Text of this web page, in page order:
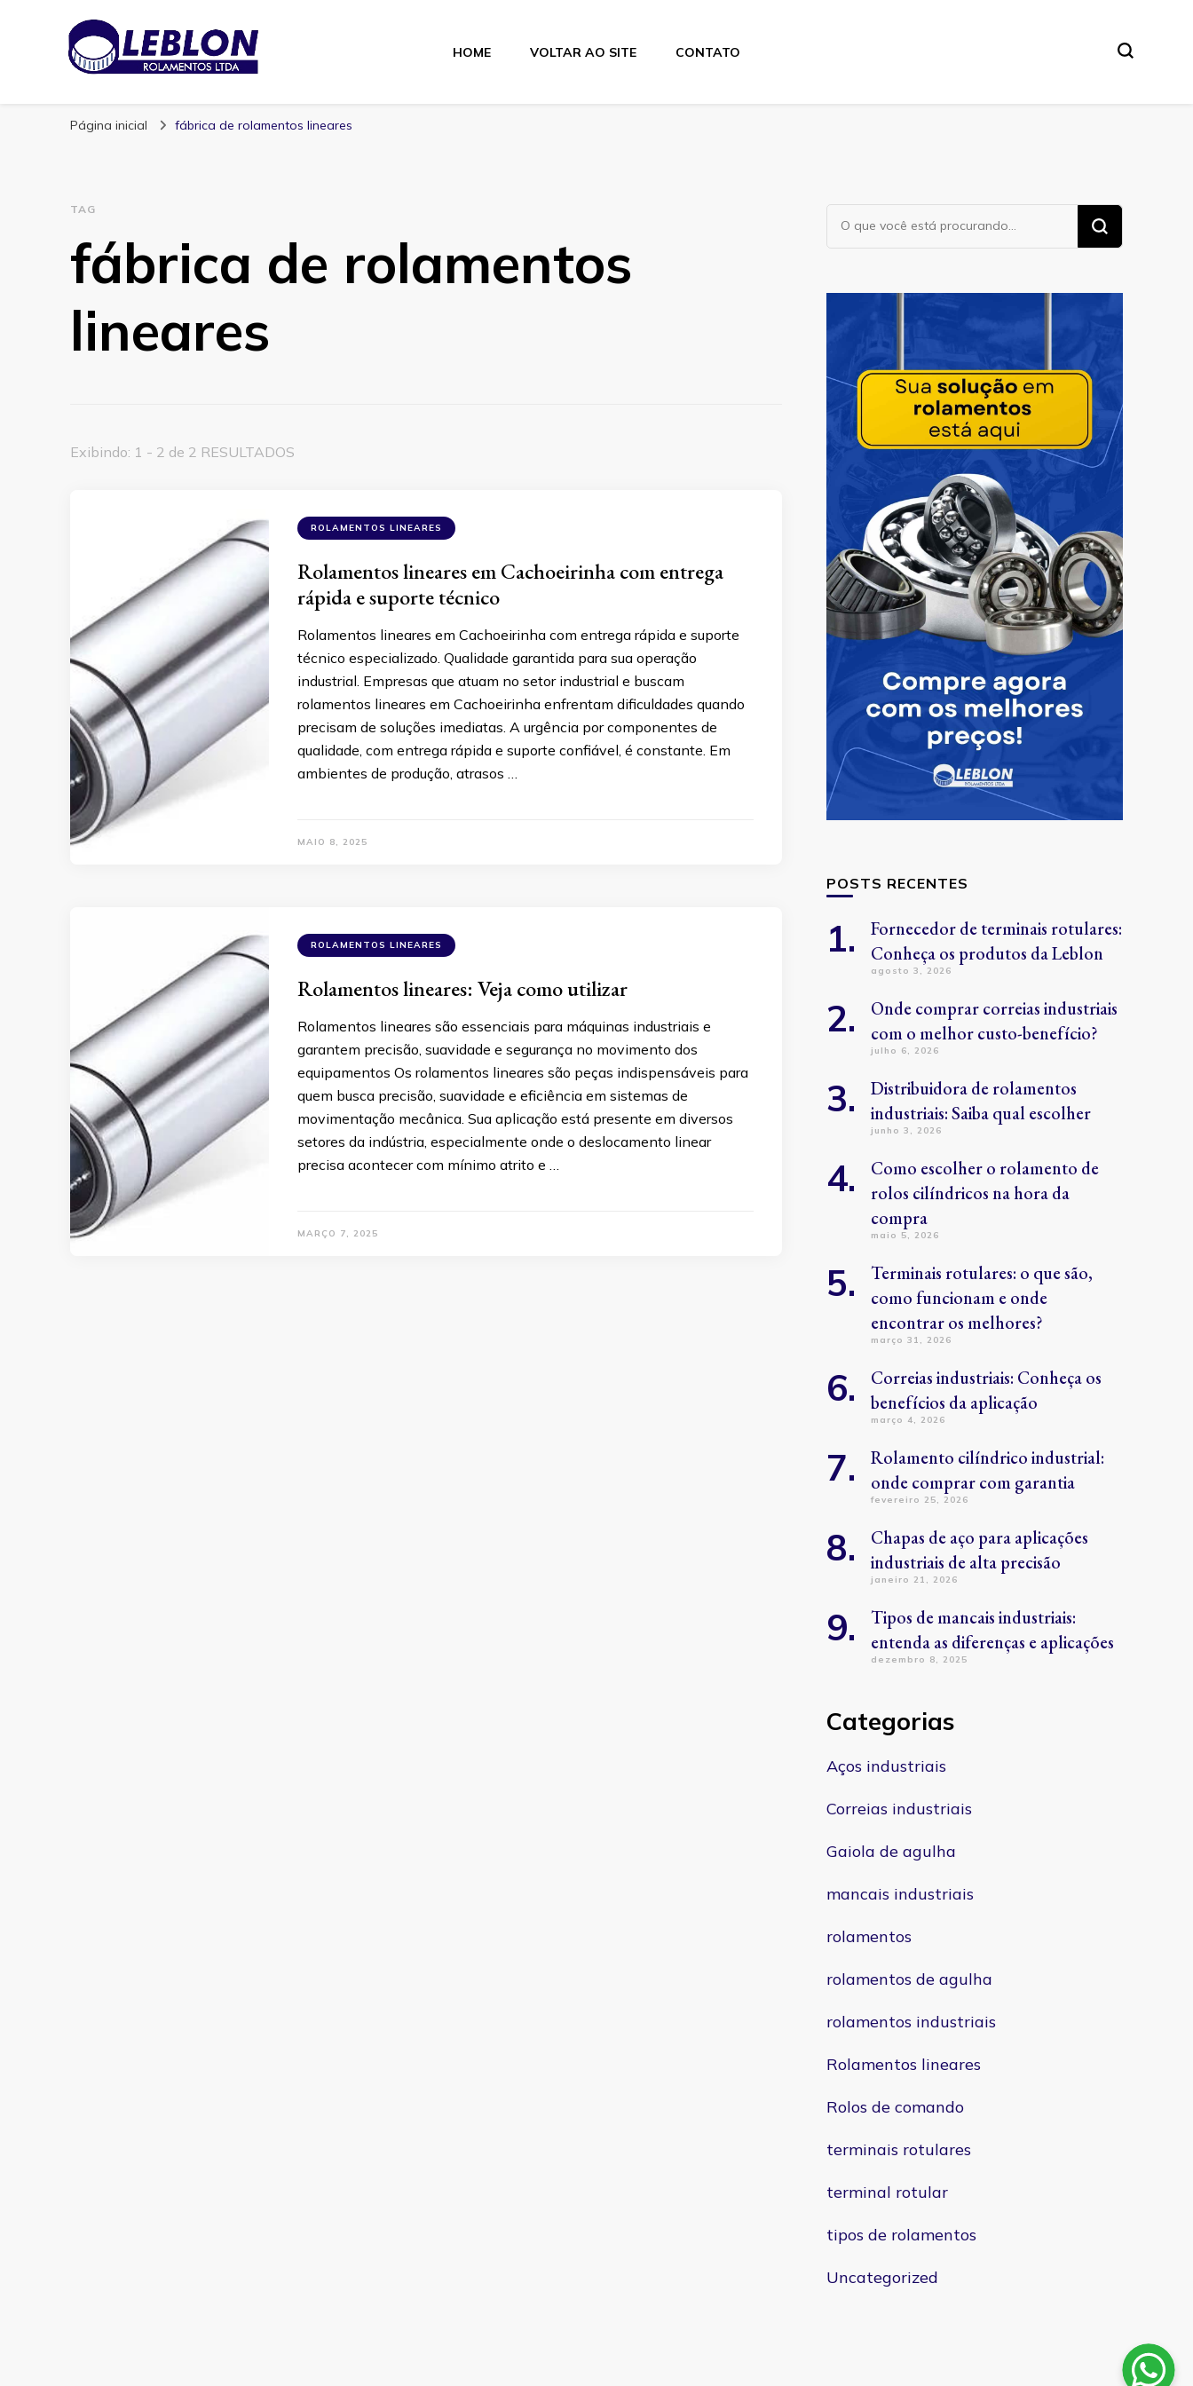
Blog | Leblon Rolamentos
HOME VOLTAR AO SITE CONTATO
Página inicial fábrica de rolamentos lineares
TAG
fábrica de rolamentos
lineares
Exibindo: 1 - 2 de 2 RESULTADOS
ROLAMENTOS LINEARES
Rolamentos lineares em Cachoeirinha com entrega
rápida e suporte técnico
Rolamentos lineares em Cachoeirinha com entrega rápida e suporte
técnico especializado. Qualidade garantida para sua operação
industrial. Empresas que atuam no setor industrial e buscam
rolamentos lineares em Cachoeirinha enfrentam dificuldades quando
precisam de soluções imediatas. A urgência por componentes de
qualidade, com entrega rápida e suporte confiável, é constante. Em
ambientes de produção, atrasos …
MAIO 8, 2025
ROLAMENTOS LINEARES
Rolamentos lineares: Veja como utilizar
Rolamentos lineares são essenciais para máquinas industriais e
garantem precisão, suavidade e segurança no movimento dos
equipamentos Os rolamentos lineares são peças indispensáveis para
quem busca precisão, suavidade e eficiência em sistemas de
movimentação mecânica. Sua aplicação está presente em diversos
setores da indústria, especialmente onde o deslocamento linear
precisa acontecer com mínimo atrito e …
MARÇO 7, 2025
Procurando
algo?
POSTS RECENTES
Fornecedor de terminais rotulares:
Conheça os produtos da Leblon
agosto 3, 2026
Onde comprar correias industriais
com o melhor custo-benefício?
julho 6, 2026
Distribuidora de rolamentos
industriais: Saiba qual escolher
junho 3, 2026
Como escolher o rolamento de
rolos cilíndricos na hora da
compra
maio 5, 2026
Terminais rotulares: o que são,
como funcionam e onde
encontrar os melhores?
março 31, 2026
Correias industriais: Conheça os
benefícios da aplicação
março 4, 2026
Rolamento cilíndrico industrial:
onde comprar com garantia
fevereiro 25, 2026
Chapas de aço para aplicações
industriais de alta precisão
janeiro 21, 2026
Tipos de mancais industriais:
entenda as diferenças e aplicações
dezembro 8, 2025
Categorias
Aços industriais
Correias industriais
Gaiola de agulha
mancais industriais
rolamentos
rolamentos de agulha
rolamentos industriais
Rolamentos lineares
Rolos de comando
terminais rotulares
terminal rotular
tipos de rolamentos
Uncategorized